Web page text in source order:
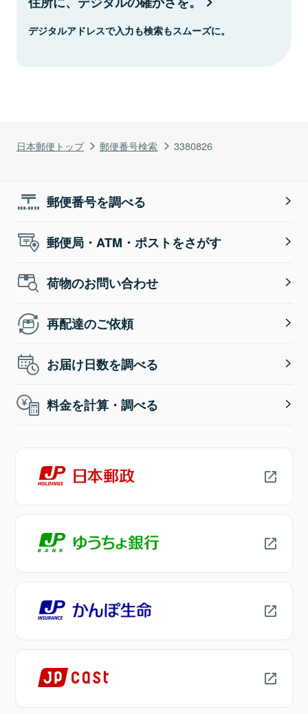
日本郵便トップ 郵便番号検索 3380826
デジタルアドレスで入力も検索もスムーズに。
郵便番号を調べる
郵便局・ATM・ポストをさがす
荷物のお問い合わせ
再配達のご依頼
お届け日数を調べる
料金を計算・調べる